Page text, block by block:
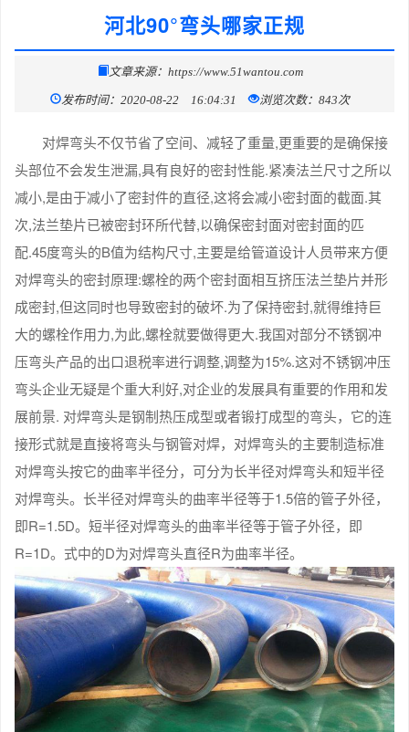
河北90°弯头哪家正规
文章来源：https://www.51wantou.com
发布时间：2020-08-22 16:04:31 浏览次数：843次
对焊弯头不仅节省了空间、减轻了重量,更重要的是确保接
头部位不会发生泄漏,具有良好的密封性能.紧凑法兰尺寸之所以
减小,是由于减小了密封件的直径,这将会减小密封面的截面.其
次,法兰垫片已被密封环所代替,以确保密封面对密封面的匹
配.45度弯头的B值为结构尺寸,主要是给管道设计人员带来方便
对焊弯头的密封原理:螺栓的两个密封面相互挤压法兰垫片并形
成密封,但这同时也导致密封的破坏.为了保持密封,就得维持巨
大的螺栓作用力,为此,螺栓就要做得更大.我国对部分不锈钢冲
压弯头产品的出口退税率进行调整,调整为15%.这对不锈钢冲压
弯头企业无疑是个重大利好,对企业的发展具有重要的作用和发
展前景. 对焊弯头是钢制热压成型或者锻打成型的弯头，它的连
接形式就是直接将弯头与钢管对焊，对焊弯头的主要制造标准
对焊弯头按它的曲率半径分，可分为长半径对焊弯头和短半径
对焊弯头。长半径对焊弯头的曲率半径等于1.5倍的管子外径，
即R=1.5D。短半径对焊弯头的曲率半径等于管子外径，即
R=1D。式中的D为对焊弯头直径R为曲率半径。